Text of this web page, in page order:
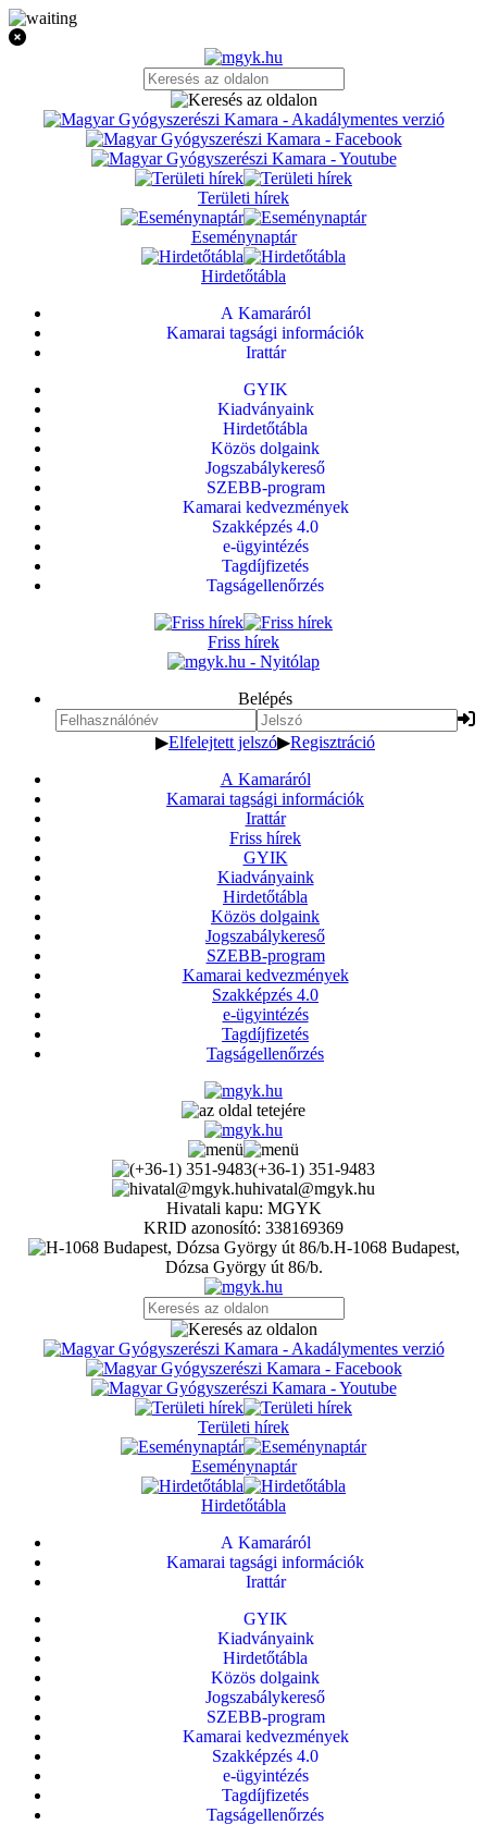
Területi hírek
Eseménynaptár
Hirdetőtábla
A Kamaráról
Kamarai tagsági információk
Irattár
GYIK
Kiadványaink
Hirdetőtábla
Közös dolgaink
Jogszabálykereső
SZEBB-program
Kamarai kedvezmények
Szakképzés 4.0
e-ügyintézés
Tagdíjfizetés
Tagságellenőrzés
Friss hírek
Belépés
▶Elfelejtett jelszó▶Regisztráció
A Kamaráról
Kamarai tagsági információk
Irattár
Friss hírek
GYIK
Kiadványaink
Hirdetőtábla
Közös dolgaink
Jogszabálykereső
SZEBB-program
Kamarai kedvezmények
Szakképzés 4.0
e-ügyintézés
Tagdíjfizetés
Tagságellenőrzés
(+36-1) 351-9483
hivatal@mgyk.hu
Hivatali kapu: MGYK
KRID azonosító: 338169369
H-1068 Budapest,
Dózsa György út 86/b.
Területi hírek
Eseménynaptár
Hirdetőtábla
A Kamaráról
Kamarai tagsági információk
Irattár
GYIK
Kiadványaink
Hirdetőtábla
Közös dolgaink
Jogszabálykereső
SZEBB-program
Kamarai kedvezmények
Szakképzés 4.0
e-ügyintézés
Tagdíjfizetés
Tagságellenőrzés